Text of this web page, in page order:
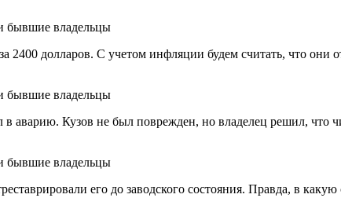
долларов. С учетом инфляции будем считать, что они
аварию. Кузов не был поврежден, но владелец решил, что
его до заводского состояния. Правда, в